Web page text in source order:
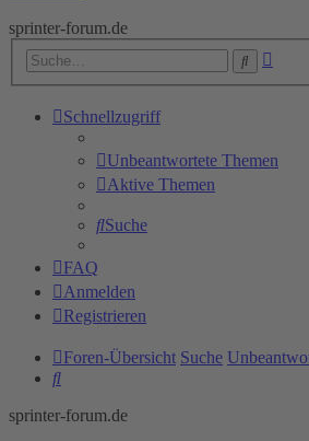
sprinter-forum.de
Suche
Schnellzugriff
Unbeantwortete Themen
Aktive Themen
Suche
FAQ
Anmelden
Registrieren
Foren-Übersicht Suche
Suche
sprinter-forum.de